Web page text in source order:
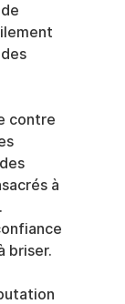
contre
à
briser.